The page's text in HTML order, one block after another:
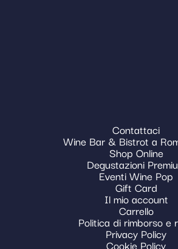
Contattaci
Wine Bar & Bistrot a
Shop Online
Degustazioni
Eventi Wine Pop
Gift Card
Il mio account
Carrello
Politica di rimborso e
Privacy Policy
Cookie Policy